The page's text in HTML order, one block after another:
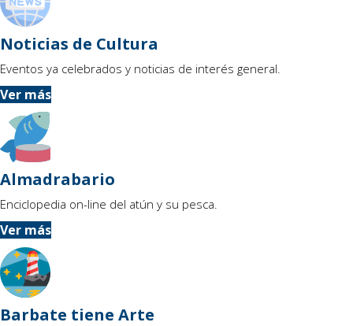
Noticias de Cultura
Eventos ya celebrados y noticias de interés general.
Ver más
Almadrabario
Enciclopedia on-line del atún y su pesca.
Ver más
Barbate tiene Arte